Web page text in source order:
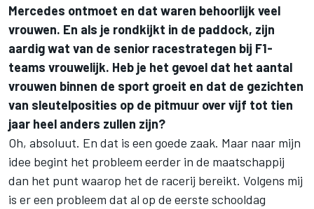
Mercedes ontmoet en dat waren behoorlijk veel
vrouwen. En als je rondkijkt in de paddock, zijn
aardig wat van de senior racestrategen bij F1-
teams vrouwelijk. Heb je het gevoel dat het aantal
vrouwen binnen de sport groeit en dat de gezichten
van sleutelposities op de pitmuur over vijf tot tien
jaar heel anders zullen zijn?
Oh, absoluut. En dat is een goede zaak. Maar naar mijn
idee begint het probleem eerder in de maatschappij
dan het punt waarop het de racerij bereikt. Volgens mij
is er een probleem dat al op de eerste schooldag